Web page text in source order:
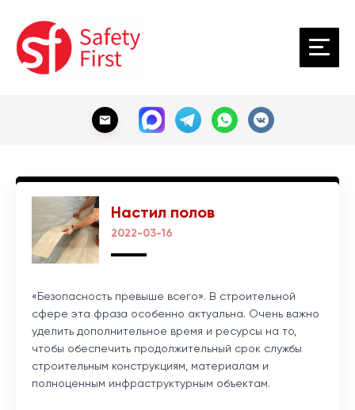
Настил полов
2022-03-16
«Безопасность превыше всего». В строительной
сфере эта фраза особенно актуальна. Очень важно
уделить дополнительное время и ресурсы на то,
чтобы обеспечить продолжительный срок службы
строительным конструкциям, материалам и
полноценным инфраструктурным объектам.